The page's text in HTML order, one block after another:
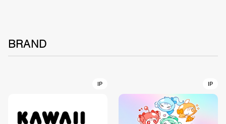
BRAND
IP IP